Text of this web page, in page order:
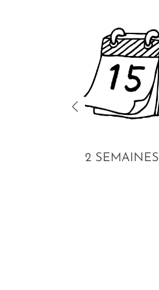
2 SEMAINES